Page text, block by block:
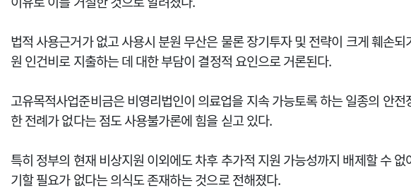
법적 사용근거가 없고 사용시 분원 무산은 물론 장기투자 및 전략이 크게 훼손
원 인건비로 지출하는 데 대한 부담이 결정적 요인으로 거론된다.
고유목적사업준비금은 비영리법인이 의료업을 지속 가능토록 하는 일종의 안
한 전례가 없다는 점도 사용불가론에 힘을 싣고 있다.
특히 정부의 현재 비상지원 이외에도 차후 추가적 지원 가능성까지 배제할 수
기할 필요가 없다는 의식도 존재하는 것으로 전해졌다.